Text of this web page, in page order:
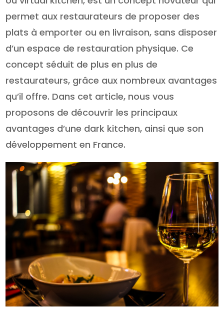
permet aux restaurateurs de proposer des
plats à emporter ou en livraison, sans disposer
d’un espace de restauration physique. Ce
concept séduit de plus en plus de
restaurateurs, grâce aux nombreux avantages
qu’il offre. Dans cet article, nous vous
proposons de découvrir les principaux
avantages d’une dark kitchen, ainsi que son
développement en France.